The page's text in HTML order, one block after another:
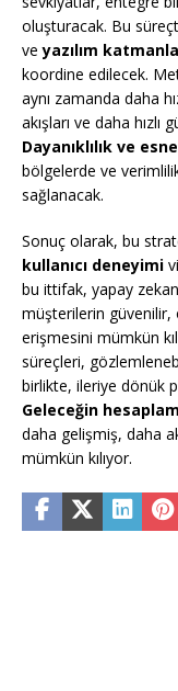
oluşturacak. Bu
veyazılım
koordine edilecek.
aynı zamanda daha
akışları ve daha
Dayanıklılık ve
bölgelerde ve
sağlanacak.
Sonuç olarak, bu
kullanıcı deneyimi
bu ittifak, yapay
müşterilerin güvenilir,
erişmesini mümkün
süreçleri,
birlikte, ileriye dönük
Geleceğin
daha gelişmiş, daha
mümkün kılıyor.